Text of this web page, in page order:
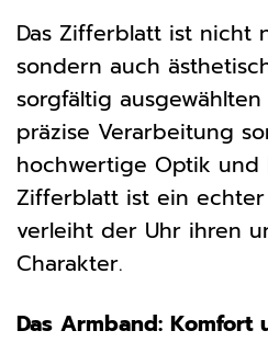
Das Zifferblatt ist nicht
sondern auch
sorgfältig
präzise Verarbeitung
hochwertige Optik und
Zifferblatt ist ein
verleiht der Uhr ihren
Charakter.
Das Armband: Komfort